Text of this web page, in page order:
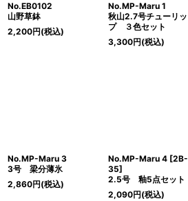
No.EB0102
山野草鉢
2,200円(税込)
No.MP-Maru 1
秋山2.7号チューリッ
プ ３色セット
3,300円(税込)
No.MP-Maru 3
3号 梁分薄氷
2,860円(税込)
No.MP-Maru 4 [2B-
35]
2.5号 釉5点セット
2,090円(税込)